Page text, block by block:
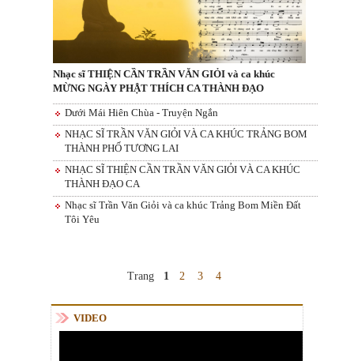
Nhạc sĩ THIỆN CẦN TRẦN VĂN GIỎI và ca khúc
MỪNG NGÀY PHẬT THÍCH CA THÀNH ĐẠO
Dưới Mái Hiên Chùa - Truyện Ngắn
NHẠC SĨ TRẦN VĂN GIỎI VÀ CA KHÚC TRẢNG BOM
THÀNH PHỐ TƯƠNG LAI
NHẠC SĨ THIỆN CẦN TRẦN VĂN GIỎI VÀ CA KHÚC
THÀNH ĐẠO CA
Nhạc sĩ Trần Văn Giỏi và ca khúc Trảng Bom Miền Đất
Tôi Yêu
Trang 1 2 3 4
VIDEO